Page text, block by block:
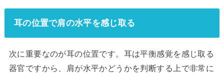
耳の位置で肩の水平を感じ取る
次に重要なのが耳の位置です。耳は平衡感覚を感じ取る
器官ですから、肩が水平かどうかを判断する上で非常に